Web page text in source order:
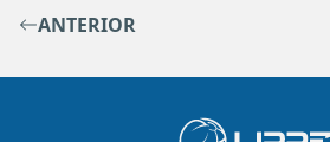
ANTERIOR